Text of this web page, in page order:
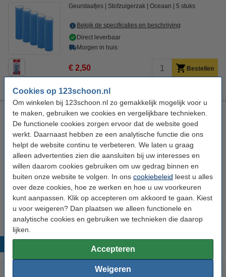
Cookies op 123schoon.nl
Om winkelen bij 123schoon.nl zo gemakkelijk mogelijk voor u
te maken, gebruiken we cookies en vergelijkbare technieken.
De functionele cookies zorgen ervoor dat de website goed
werkt. Daarnaast hebben ze een analytische functie die ons
helpt de website continu te verbeteren. We laten u graag
alleen advertenties zien die aansluiten bij uw interesses en
willen daarom cookies gebruiken om uw gedrag binnen en
buiten onze website te volgen. In ons cookiebeleid leest u alles
over deze cookies, hoe ze werken en hoe u uw voorkeuren
kunt aanpassen. Klik op accepteren om akkoord te gaan. Kiest
u voor weigeren? Dan plaatsen we alleen functionele en
analytische cookies en gebruiken we technieken die daarop
lijken.
Accepteren
Weigeren
Geurstaafjes Stofzuigerzak Oceaan 5 stuks
Bekijk de specificaties en beschrijving
Direct leverbaar
Morgen in huis
€ 2,50 Bestellen
HG Stofzuiger Luchtverfrisser (180 gram)
HG Geurkorrels 180 g Stofzuiger
Bekijk de specificaties en beschrijving
Direct leverbaar
Morgen in huis
€ 8,89 HG adviesprijs
€ 5,49 Bestellen
Populaire producten